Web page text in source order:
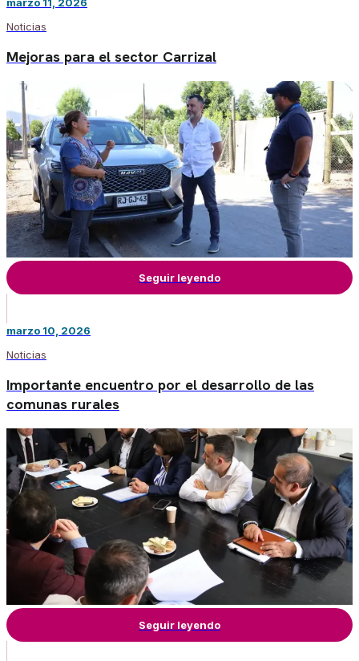
Noticias
Mejoras para el sector Carrizal
Seguir leyendo
marzo 10, 2026
Noticias
Importante encuentro por el desarrollo de las
comunas rurales
Seguir leyendo